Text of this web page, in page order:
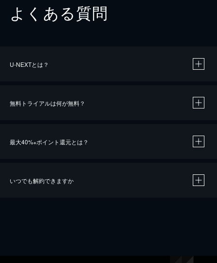
よくある質問
U-NEXTとは？
無料トライアルは何が無料？
最大40%※ポイント還元とは？
いつでも解約できますか